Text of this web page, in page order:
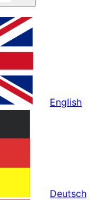
English
Deutsch